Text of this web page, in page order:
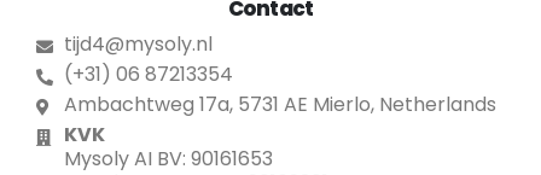
Contact
tijd4@mysoly.nl
(+31) 06 87213354
Ambachtweg 17a, 5731 AE Mierlo, Netherlands
KVK
Mysoly AI BV: 90161653